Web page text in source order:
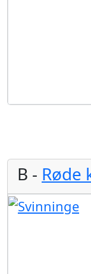
B - Røde